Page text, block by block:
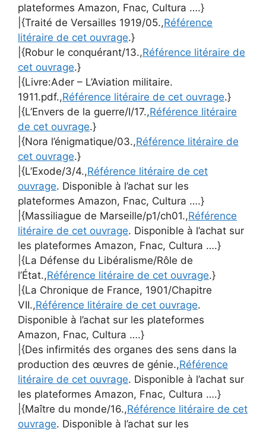
plateformes Amazon, Fnac, Cultura ….}
|{Traité de Versailles 1919/05.,Référence
litéraire de cet ouvrage.}
|{Robur le conquérant/13.,Référence litéraire de
cet ouvrage.}
|{Livre:Ader – L’Aviation militaire.
1911.pdf.,Référence litéraire de cet ouvrage.}
|{L’Envers de la guerre/I/17.,Référence litéraire
de cet ouvrage.}
|{Nora l’énigmatique/03.,Référence litéraire de
cet ouvrage.}
|{L’Exode/3/4.,Référence litéraire de cet
ouvrage. Disponible à l’achat sur les
plateformes Amazon, Fnac, Cultura ….}
|{Massiliague de Marseille/p1/ch01.,Référence
litéraire de cet ouvrage. Disponible à l’achat sur
les plateformes Amazon, Fnac, Cultura ….}
|{La Défense du Libéralisme/Rôle de
l’État.,Référence litéraire de cet ouvrage.}
|{La Chronique de France, 1901/Chapitre
VII.,Référence litéraire de cet ouvrage.
Disponible à l’achat sur les plateformes
Amazon, Fnac, Cultura ….}
|{Des infirmités des organes des sens dans la
production des œuvres de génie.,Référence
litéraire de cet ouvrage. Disponible à l’achat sur
les plateformes Amazon, Fnac, Cultura ….}
|{Maître du monde/16.,Référence litéraire de cet
ouvrage. Disponible à l’achat sur les